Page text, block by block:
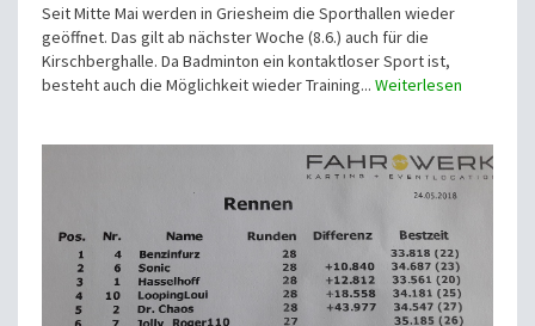
Seit Mitte Mai werden in Griesheim die Sporthallen wieder
geöffnet. Das gilt ab nächster Woche (8.6.) auch für die
Kirschberghalle. Da Badminton ein kontaktloser Sport ist,
besteht auch die Möglichkeit wieder Training... Weiterlesen